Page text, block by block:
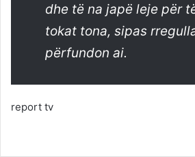
dhe të na japë leje për
tokat tona, sipas
përfundon ai.
report tv